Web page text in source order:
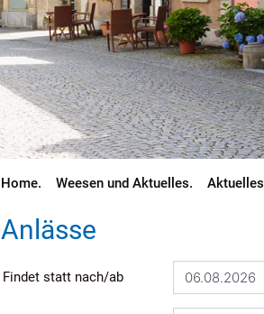
Weesen und Aktuelles Aktuelles
Anlässe
Findet statt nach/ab